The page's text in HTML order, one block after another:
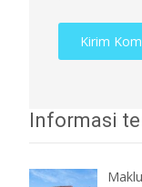
Informasi